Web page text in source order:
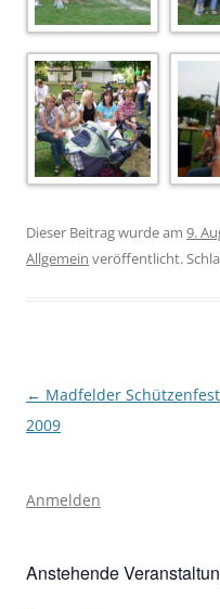
Dieser Beitrag wurde am 9.
Allgemein veröffentlicht.
Beitragsnavigation
← Madfelder Schützenfest
2009
Anmelden
Anstehende